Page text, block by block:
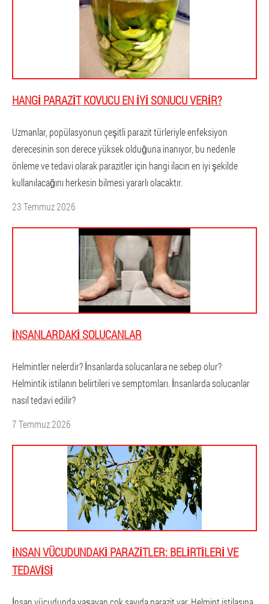
HANGI PARAZIT KOVUCU EN IYI SONUCU VERIR?
Uzmanlar, popülasyonun çeşitli parazit türleriyle enfeksiyon
derecesinin son derece yüksek olduğuna inanıyor, bu nedenle
önleme ve tedavi olarak parazitler için hangi ilacın en iyi şekilde
kullanılacağını herkesin bilmesi yararlı olacaktır.
23 Temmuz 2026
İNSANLARDAKI SOLUCANLAR
Helmintler nelerdir? İnsanlarda solucanlara ne sebep olur?
Helmintik istilanın belirtileri ve semptomları. İnsanlarda solucanlar
nasıl tedavi edilir?
7 Temmuz 2026
İNSAN VÜCUDUNDAKI PARAZITLER: BELIRTILERI VE
TEDAVISI